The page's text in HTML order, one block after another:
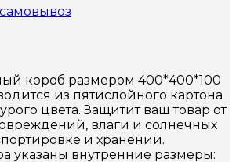
короб размером 400*400*100
из пятислойного картона
цвета. Защитит ваш товар от
влаги и солнечных
и хранении.
указаны внутренние размеры: